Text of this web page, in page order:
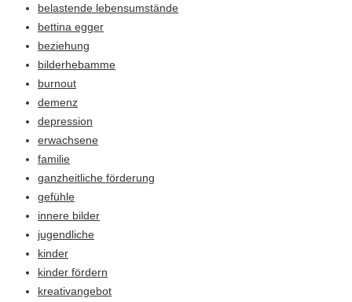
belastende lebensumstände
bettina egger
beziehung
bilderhebamme
burnout
demenz
depression
erwachsene
familie
ganzheitliche förderung
gefühle
innere bilder
jugendliche
kinder
kinder fördern
kreativangebot